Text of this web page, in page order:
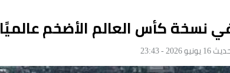
نسخة كأس العالم الأضخم عالميًا